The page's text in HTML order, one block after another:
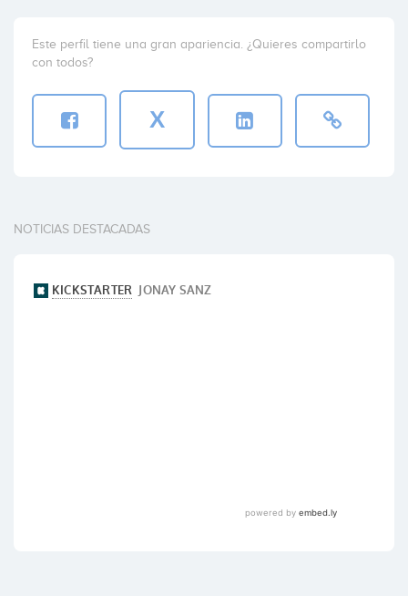
Este perfil tiene una gran apariencia. ¿Quieres compartirlo
con todos?
X
NOTICIAS DESTACADAS